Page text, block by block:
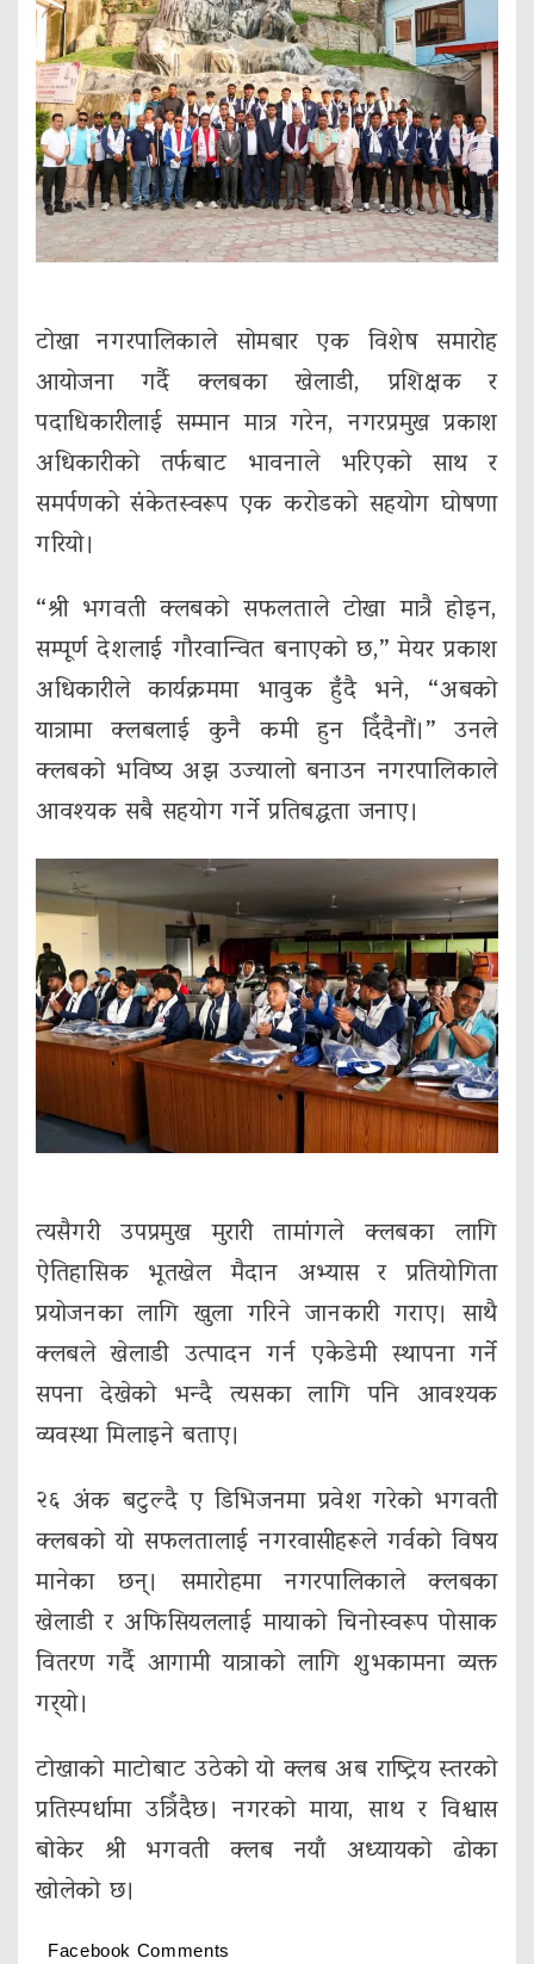
टोखा नगरपालिकाले सोमबार एक विशेष समारोह
आयोजना गर्दै क्लबका खेलाडी, प्रशिक्षक र
पदाधिकारीलाई सम्मान मात्र गरेन, नगरप्रमुख प्रकाश
अधिकारीको तर्फबाट भावनाले भरिएको साथ र
समर्पणको संकेतस्वरूप एक करोडको सहयोग घोषणा
गरियो।
“श्री भगवती क्लबको सफलताले टोखा मात्रै होइन,
सम्पूर्ण देशलाई गौरवान्वित बनाएको छ,” मेयर प्रकाश
अधिकारीले कार्यक्रममा भावुक हुँदै भने, “अबको
यात्रामा क्लबलाई कुनै कमी हुन दिँदैनौं।” उनले
क्लबको भविष्य अझ उज्यालो बनाउन नगरपालिकाले
आवश्यक सबै सहयोग गर्ने प्रतिबद्धता जनाए।
त्यसैगरी उपप्रमुख मुरारी तामांगले क्लबका लागि
ऐतिहासिक भूतखेल मैदान अभ्यास र प्रतियोगिता
प्रयोजनका लागि खुला गरिने जानकारी गराए। साथै
क्लबले खेलाडी उत्पादन गर्न एकेडेमी स्थापना गर्ने
सपना देखेको भन्दै त्यसका लागि पनि आवश्यक
व्यवस्था मिलाइने बताए।
२६ अंक बटुल्दै ए डिभिजनमा प्रवेश गरेको भगवती
क्लबको यो सफलतालाई नगरवासीहरूले गर्वको विषय
मानेका छन्। समारोहमा नगरपालिकाले क्लबका
खेलाडी र अफिसियललाई मायाको चिनोस्वरूप पोसाक
वितरण गर्दै आगामी यात्राको लागि शुभकामना व्यक्त
गर्‍यो।
टोखाको माटोबाट उठेको यो क्लब अब राष्ट्रिय स्तरको
प्रतिस्पर्धामा उत्रिँदैछ। नगरको माया, साथ र विश्वास
बोकेर श्री भगवती क्लब नयाँ अध्यायको ढोका
खोलेको छ।
Facebook Comments